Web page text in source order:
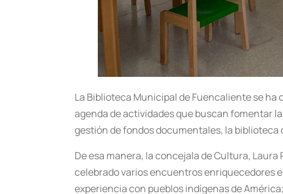
La Biblioteca Municipal de Fuencaliente se
agenda de actividades que buscan fomentar
gestión de fondos documentales, la
De esa manera, la concejala de Cultura, Laura
celebrado varios encuentros enriquecedores
experiencia con pueblos indígenas de